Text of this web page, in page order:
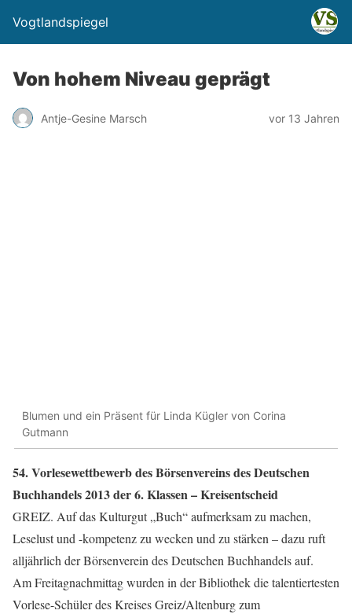
Vogtlandspiegel
Von hohem Niveau geprägt
Antje-Gesine Marsch vor 13 Jahren
Blumen und ein Präsent für Linda Kügler von Corina
Gutmann
54. Vorlesewettbewerb des Börsenvereins des Deutschen
Buchhandels 2013 der 6. Klassen – Kreisentscheid
GREIZ. Auf das Kulturgut „Buch“ aufmerksam zu machen,
Leselust und -kompetenz zu wecken und zu stärken – dazu ruft
alljährlich der Börsenverein des Deutschen Buchhandels auf.
Am Freitagnachmittag wurden in der Bibliothek die talentiertesten
Vorlese-Schüler des Kreises Greiz/Altenburg zum